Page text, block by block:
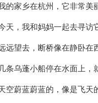
家乡在杭州，它非常美
，我和妈妈一起去寻访它
望去，断桥像在静卧在西
乌蓬小船停在水面上，就
蔚蓝蔚蓝的，像是飞天的